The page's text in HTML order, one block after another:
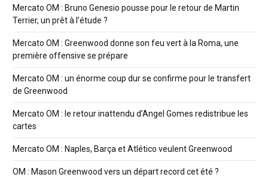
Mercato OM : Bruno Genesio pousse pour le retour de Martin
Terrier, un prêt à l’étude ?
Mercato OM : Greenwood donne son feu vert à la Roma, une
première offensive se prépare
Mercato OM : un énorme coup dur se confirme pour le transfert
de Greenwood
Mercato OM : le retour inattendu d’Angel Gomes redistribue les
cartes
Mercato OM : Naples, Barça et Atlético veulent Greenwood
OM : Mason Greenwood vers un départ record cet été ?